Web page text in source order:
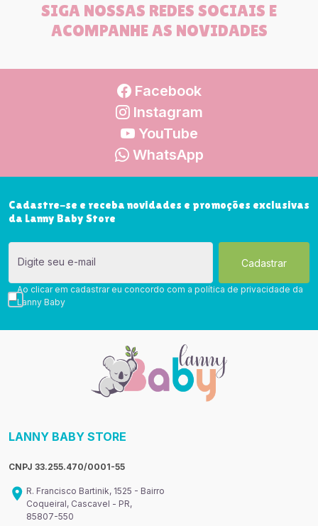
SIGA NOSSAS REDES SOCIAIS E
ACOMPANHE AS NOVIDADES
Facebook
Instagram
YouTube
WhatsApp
Cadastre-se e receba novidades e promoções exclusivas
da Lanny Baby Store
Digite seu e-mail
Ao clicar em cadastrar eu concordo com a política de privacidade da
Lanny Baby
LANNY BABY STORE
CNPJ 33.255.470/0001-55
R. Francisco Bartinik, 1525 - Bairro
Coqueiral, Cascavel - PR,
85807-550